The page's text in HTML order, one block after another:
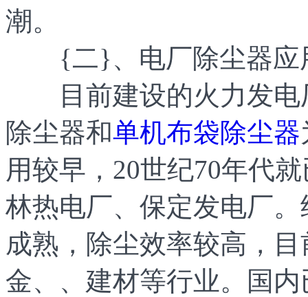
潮。
{二}、电厂除尘器应
目前建设的火力发电
除尘器和单机布袋除尘器
用较早，20世纪70年代
林热电厂、保定发电厂
成熟，除尘效率较高，
金、、建材等行业。国